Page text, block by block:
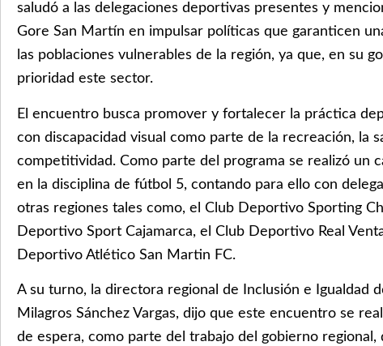
saludó a las delegaciones deportivas presentes y
Gore San Martín en impulsar políticas que garanticen
las poblaciones vulnerables de la región, ya que, en su
prioridad este sector.
El encuentro busca promover y fortalecer la práctica
con discapacidad visual como parte de la recreación, la
competitividad. Como parte del programa se realizó un
en la disciplina de fútbol 5, contando para ello con
otras regiones tales como, el Club Deportivo Sporting
Deportivo Sport Cajamarca, el Club Deportivo Real
Deportivo Atlético San Martin FC.
A su turno, la directora regional de Inclusión e Igualdad
Milagros Sánchez Vargas, dijo que este encuentro se
de espera, como parte del trabajo del gobierno regional,